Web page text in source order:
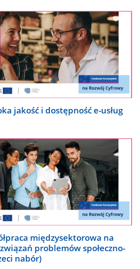
jakość i dostępność e-usług
międzysektorowa na
problemów społeczno-
nabór)